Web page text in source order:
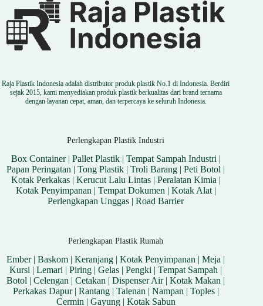
Raja Plastik Indonesia adalah distributor produk plastik No.1 di Indonesia. Berdiri
sejak 2015, kami menyediakan produk plastik berkualitas dari brand ternama
dengan layanan cepat, aman, dan terpercaya ke seluruh Indonesia.
Perlengkapan Plastik Industri
Box Container| Pallet Plastik| Tempat Sampah Industri |
Papan Peringatan |Tong Plastik |Troli Barang |Peti Botol |
Kotak Perkakas| Kerucut Lalu Lintas| Peralatan Kimia |
Kotak Penyimpanan | Tempat Dokumen | Kotak Alat|
Perlengkapan Unggas |Road Barrier
Perlengkapan Plastik Rumah
Ember|Baskom |Keranjang |Kotak Penyimpanan |Meja |
Kursi |Lemari |Piring |Gelas |Pengki |Tempat Sampah |
Botol |Celengan |Cetakan |Dispenser Air|Kotak Makan |
Perkakas Dapur| Rantang| Talenan | Nampan | Toples|
Cermin | Gayung| Kotak Sabun